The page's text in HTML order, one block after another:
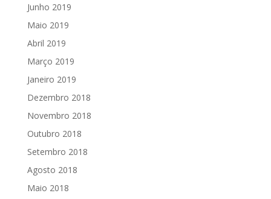
Junho 2019
Maio 2019
Abril 2019
Março 2019
Janeiro 2019
Dezembro 2018
Novembro 2018
Outubro 2018
Setembro 2018
Agosto 2018
Maio 2018